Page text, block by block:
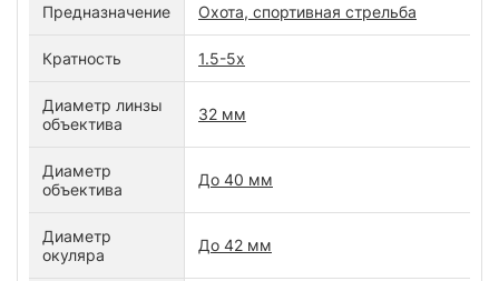
Предназначение Охота, спортивная стрельба
Кратность 1.5-5x
Диаметр линзы
объектива
32 мм
Диаметр
объектива
До 40 мм
Диаметр
окуляра
До 42 мм